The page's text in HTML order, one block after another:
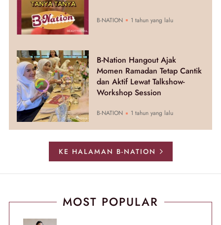
B-NATION 1 tahun yang lalu
B-Nation Hangout Ajak
Momen Ramadan Tetap Cantik
dan Aktif Lewat Talkshow-
Workshop Session
B-NATION 1 tahun yang lalu
KE HALAMAN B-NATION
MOST POPULAR